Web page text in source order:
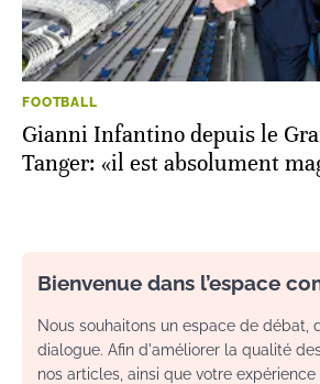
FOOTBALL
Gianni Infantino depuis le
Tanger: «il est absolument
Bienvenue dans l’espace
Nous souhaitons un espace de débat,
dialogue. Afin d'améliorer la qualité
nos articles, ainsi que votre